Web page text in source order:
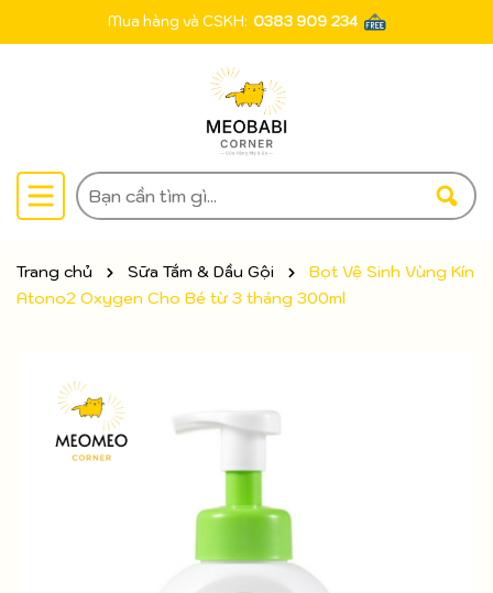
Mua hàng và CSKH: 0383 909 234
Trang chủ Sữa Tắm & Dầu Gội
Bọt Vệ Sinh Vùng Kín
Atono2 Oxygen Cho Bé từ 3 tháng 300ml